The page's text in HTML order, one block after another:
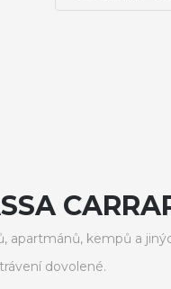
kempů a
dovolené.